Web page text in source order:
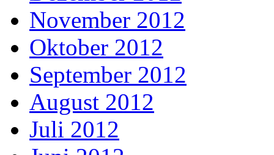
November 2012
Oktober 2012
September 2012
August 2012
Juli 2012